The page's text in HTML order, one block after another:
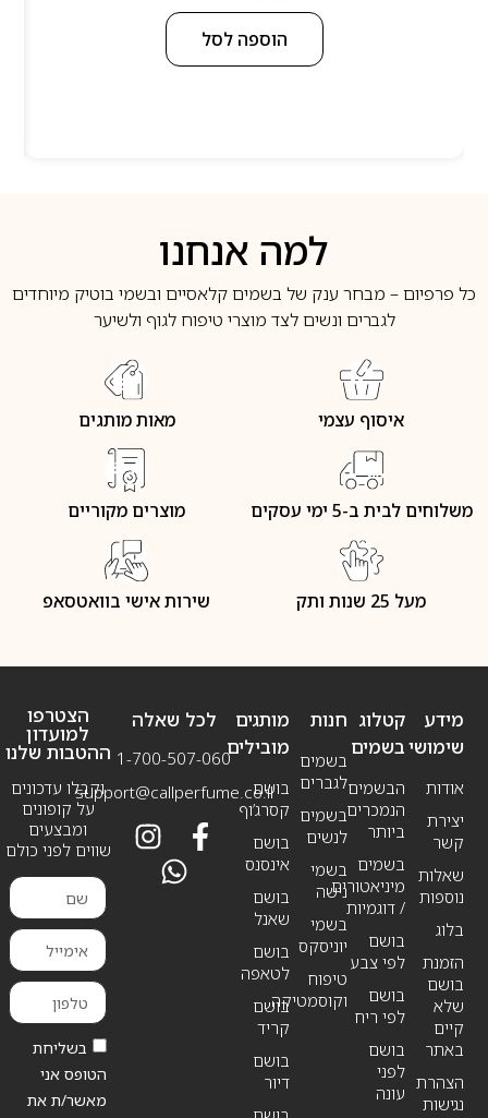
הוספה לסל
למה אנחנו
כל פרפיום – מבחר ענק של בשמים קלאסיים ובשמי בוטיק מיוחדים
לגברים ונשים לצד מוצרי טיפוח לגוף ולשיער
איסוף עצמי מאות מותגים
משלוחים לבית ב-5 ימי עסקים מוצרים מקוריים
מעל 25 שנות ותק שירות אישי בוואטסאפ
מידע
שימושי
אודות
יצירת
קשר
שאלות
נוספות
בלוג
הזמנת
בושם
שלא
קיים
באתר
הצהרת
נגישות
חנות
בשמים
לגברים
בשמים
לנשים
בשמי
נישה
בשמי
יוניסקס
טיפוח
וקוסמטיקה
קטלוג
בשמים
הבשמים
הנמכרים
ביותר
בשמים
מיניאטורים
/ דוגמיות
בושם
לפי צבע
בושם
לפי ריח
בושם
לפני
עונה
מותגים
מובילים
בושם
קסרג’וף
בושם
אינסנס
בושם
שאנל
בושם
לטאפה
בושם
קריד
בושם
דיור
לכל שאלה
1-700-507-060
support@callperfume.co.il
הצטרפו
למועדון
ההטבות שלנו
וקבלו עדכונים
על קופונים
ומבצעים
שווים לפני כולם
בשליחת
הטופס אני
מאשר/ת את